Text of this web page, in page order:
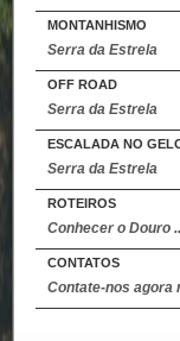
MONTANHISMO
Serra da Estrela
OFF ROAD
Serra da Estrela
ESCALADA NO
Serra da Estrela
ROTEIROS
Conhecer o Douro
CONTATOS
Contate-nos agora